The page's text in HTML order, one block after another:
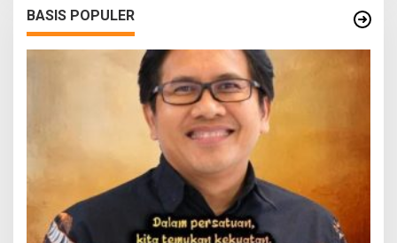
BASIS POPULER